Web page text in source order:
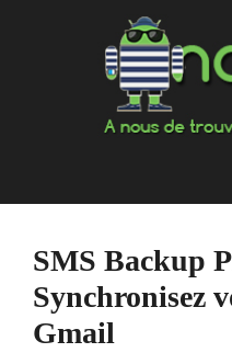
SMS Backup
Synchronisez
Gmail